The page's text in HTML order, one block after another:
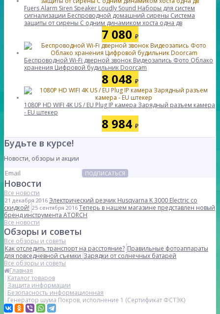
Fuers Alarm Siren Speaker Loudly Sound Наборы для систем
сигнализации Беспроводной домашний сирены Система
защиты от сирены С одним динамиком хоста одна дв
7 080 ₽
Беспроводной Wi-Fi дверной звонок Видеозапись Фото Облако
хранения Цифровой будильник Doorcam
8 048 ₽
1080P HD WIFI 4K US / EU Plug IP камера Зарядный разъем камера
- EU штекер
8 984 ₽
Будьте в курсе!
Новости, обзоры и акции
ПОДПИСАТЬСЯ
Новости
Все новости
21 декабря 2016 Электрический резчик Husqvarna K 3000 Electric со
скидкой! 25 сентября 2016 Теперь в нашем магазине представлен новый
бренд инструмента ATORCH
Все новости
Обзоры и советы
Все обзоры и советы
Как отследить транспорт на расстояние? Правильные фотоаппараты
для повседневной съемкиЗарядки от солнечных батарей
Все обзоры и советы
Главная
Каталог товаров
Защита информации
Безопасность информационная
Генератор шума Покров, исполнение 1 (Сертификат ФСТЭК)